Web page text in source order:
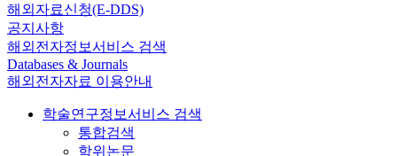
해외자료신청(E-DDS)
공지사항
해외전자정보서비스 검색
Databases & Journals
해외전자자료 이용안내
학술연구정보서비스 검색
통합검색
학위논문